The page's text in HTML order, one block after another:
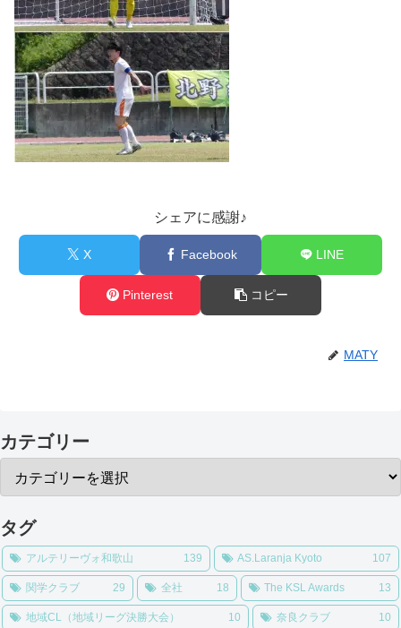
シェアに感謝♪
X Facebook LINE
Pinterest コピー
MATY
カテゴリー
タグ
アルテリーヴォ和歌山 139 AS.Laranja Kyoto 107
関学クラブ 29 全社 18 The KSL Awards 13
地域CL（地域リーグ決勝大会） 10 奈良クラブ 10